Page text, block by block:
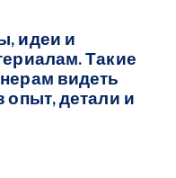
идеи и
Такие
видеть
опыт, детали и